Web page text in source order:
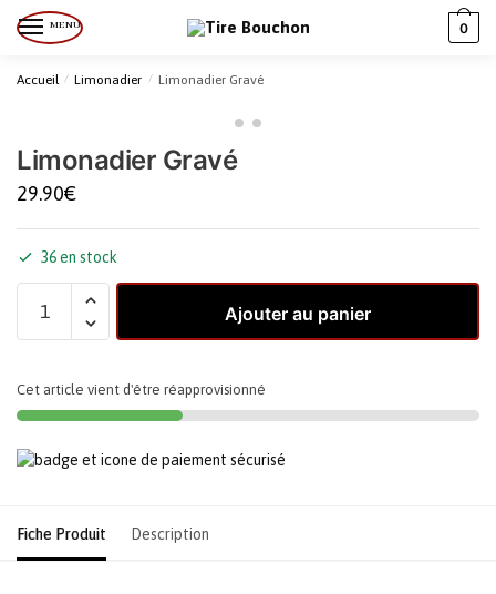
MENU 0
Accueil / Limonadier / Limonadier Gravé
Limonadier Gravé
29.90€
36 en stock
Ajouter au panier
Cet article vient d'être réapprovisionné
Fiche Produit Description